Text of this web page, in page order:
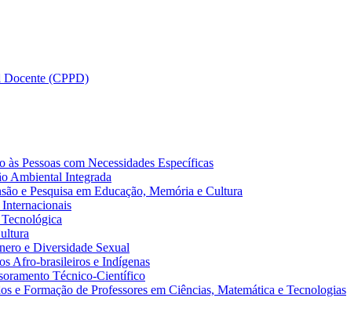
Docente (CPPD)
Pessoas com Necessidades Específicas
Ambiental Integrada
e Pesquisa em Educação, Memória e Cultura
e Diversidade Sexual
Afro-brasileiros e Indígenas
Técnico-Científico
e Formação de Professores em Ciências, Matemática e Tecnologias